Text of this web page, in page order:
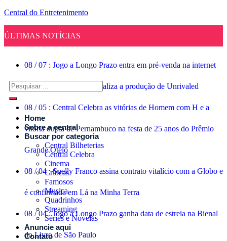
Central do Entretenimento
ÚLTIMAS NOTÍCIAS
08 / 07 : Jogo a Longo Prazo entra em pré-venda na internet
08 / 06 Rachel Reid finaliza a produção de Unrivaled
08 / 05 : Central Celebra as vitórias de Homem com H e a
vitória dupla de Pernambuco na festa de 25 anos do Prêmio
Grande Otelo
08 / 04 : Suelly Franco assina contrato vitalício com a Globo e
é confirmada em Lá na Minha Terra
08 / 04 : Jogo a Longo Prazo ganha data de estreia na Bienal
do Livro de São Paulo
Home
Sobre a central
Buscar por categoria
Central Bilheterias
Central Celebra
Cinema
Críticas
Famosos
Musica
Quadrinhos
Streaming
Séries e Novelas
Anuncie aqui
Contato